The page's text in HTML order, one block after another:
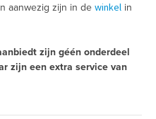
aanwezig zijn in de winkel in
zijn géén onderdeel
zijn een extra service van